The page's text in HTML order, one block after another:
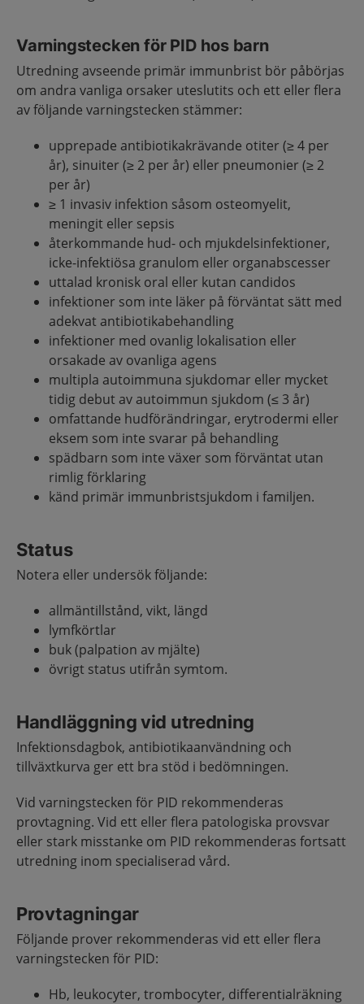
Varningstecken för PID hos barn
Utredning avseende primär immunbrist bör påbörjas
om andra vanliga orsaker uteslutits och ett eller flera
av följande varningstecken stämmer:
upprepade antibiotikakrävande otiter (≥ 4 per
år), sinuiter (≥ 2 per år) eller pneumonier (≥ 2
per år)
≥ 1 invasiv infektion såsom osteomyelit,
meningit eller sepsis
återkommande hud- och mjukdelsinfektioner,
icke-infektiösa granulom eller organabscesser
uttalad kronisk oral eller kutan candidos
infektioner som inte läker på förväntat sätt med
adekvat antibiotikabehandling
infektioner med ovanlig lokalisation eller
orsakade av ovanliga agens
multipla autoimmuna sjukdomar eller mycket
tidig debut av autoimmun sjukdom (≤ 3 år)
omfattande hudförändringar, erytrodermi eller
eksem som inte svarar på behandling
spädbarn som inte växer som förväntat utan
rimlig förklaring
känd primär immunbristsjukdom i familjen.
Status
Notera eller undersök följande:
allmäntillstånd, vikt, längd
lymfkörtlar
buk (palpation av mjälte)
övrigt status utifrån symtom.
Handläggning vid utredning
Infektionsdagbok, antibiotikaanvändning och
tillväxtkurva ger ett bra stöd i bedömningen.
Vid varningstecken för PID rekommenderas
provtagning. Vid ett eller flera patologiska provsvar
eller stark misstanke om PID rekommenderas fortsatt
utredning inom specialiserad vård.
Provtagningar
Följande prover rekommenderas vid ett eller flera
varningstecken för PID:
Hb, leukocyter, trombocyter, differentialräkning